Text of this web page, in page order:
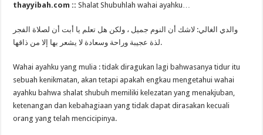
thayyibah.com ::Shalat Shubuhlah wahai ayahku…
والدي الغالي: لاشك أن النوم جميل ، ولكن هل تعلم يا أبت أن لصلاة الفجر
لذة عجيبة وراحة وسعادة لا يشعر بها إلا من ذاقها.
Wahai ayahku yang mulia : tidak diragukan lagi bahwasanya tidur itu
sebuah kenikmatan, akan tetapi apakah engkau mengetahui wahai
ayahku bahwa shalat shubuh memiliki kelezatan yang menakjuban,
ketenangan dan kebahagiaan yang tidak dapat dirasakan kecuali
orang yang telah mencicipinya.